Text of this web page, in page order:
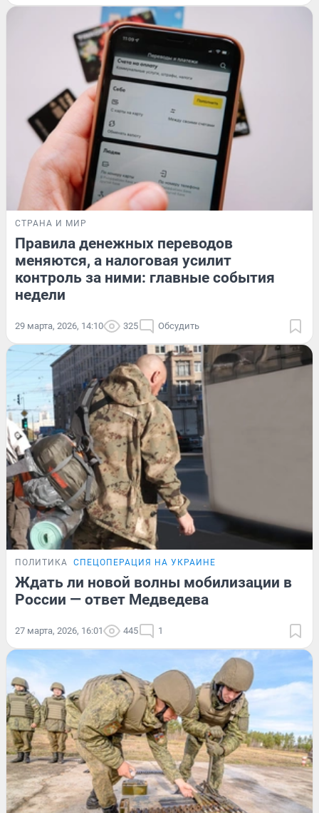
СТРАНА И МИР
Правила денежных переводов
меняются, а налоговая усилит
контроль за ними: главные события
недели
29 марта, 2026, 14:10 325 Обсудить
ПОЛИТИКА СПЕЦОПЕРАЦИЯ НА УКРАИНЕ
Ждать ли новой волны мобилизации в
России — ответ Медведева
27 марта, 2026, 16:01 445 1